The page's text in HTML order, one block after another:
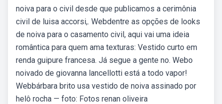
noiva para o civil desde que publicamos a cerimônia
civil de luisa accorsi,. Webdentre as opções de looks
de noiva para o casamento civil, aqui vai uma ideia
romântica para quem ama texturas: Vestido curto em
renda guipure francesa. Já segue a gente no. Webo
noivado de giovanna lancellotti está a todo vapor!
Webbárbara brito usa vestido de noiva assinado por
helô rocha — foto: Fotos renan oliveira